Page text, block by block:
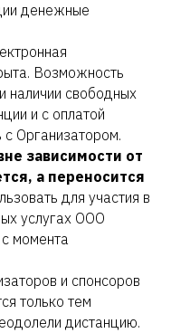
денежные
Возможность
наличии свободных
и с оплатой
с Организатором.
зависимости от
а переносится
для участия в
услугах ООО
момента
и спонсоров
только тем
дистанцию.